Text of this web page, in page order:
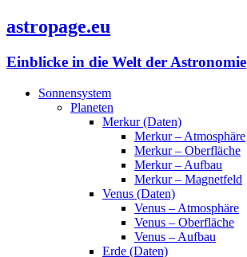
astropage.eu
Einblicke in die Welt der Astronomie
Sonnensystem
Planeten
Merkur (Daten)
Merkur – Atmosphäre
Merkur – Oberfläche
Merkur – Aufbau
Merkur – Magnetfeld
Venus (Daten)
Venus – Atmosphäre
Venus – Oberfläche
Venus – Aufbau
Erde (Daten)